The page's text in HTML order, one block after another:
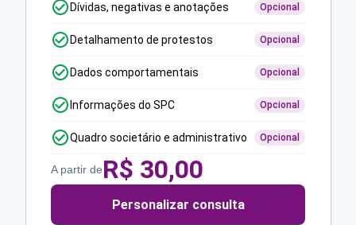
Dívidas, negativas e anotações Opcional
Detalhamento de protestos Opcional
Dados comportamentais Opcional
Informações do SPC Opcional
Quadro societário e administrativo Opcional
A partir deR$ 30,00
Personalizar consulta